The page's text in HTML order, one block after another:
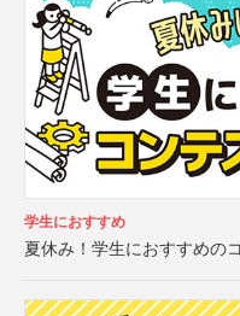
学生におすすめ
夏休み！学生におすすめの